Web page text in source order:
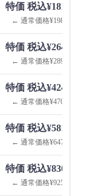
特価 税込¥181,822
← 通常価格¥198,550
特価 税込¥264,561
← 通常価格¥289,960
特価 税込¥424,143
← 通常価格¥470,800
特価 税込¥581,076
← 通常価格¥647,900
特価 税込¥830,178
← 通常価格¥925,650